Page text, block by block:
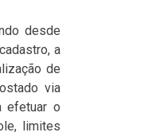
desde
a
de
via
efetuar o
limites